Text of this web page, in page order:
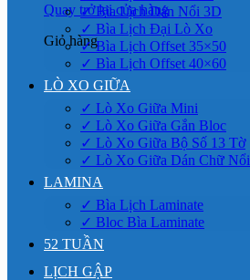
Quay trở lại cửa hàng
Giỏ hàng
✓ Bìa Lịch Dán Nổi 3D
✓ Bìa Lịch Đại Lò Xo
✓ Bìa Lịch Offset 35×50
✓ Bìa Lịch Offset 40×60
LÒ XO GIỮA
✓ Lò Xo Giữa Mini
✓ Lò Xo Giữa Gắn Bloc
✓ Lò Xo Giữa Bộ Số 13 Tờ
✓ Lò Xo Giữa Dán Chữ Nổi
LAMINA
✓ Bìa Lịch Laminate
✓ Bloc Bìa Laminate
52 TUẦN
LỊCH GẬP